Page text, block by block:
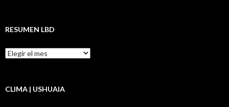
RESUMEN LBD
Resumen
LBD
CLIMA | USHUAIA